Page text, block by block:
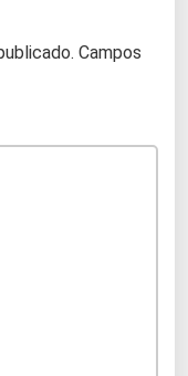
Campos